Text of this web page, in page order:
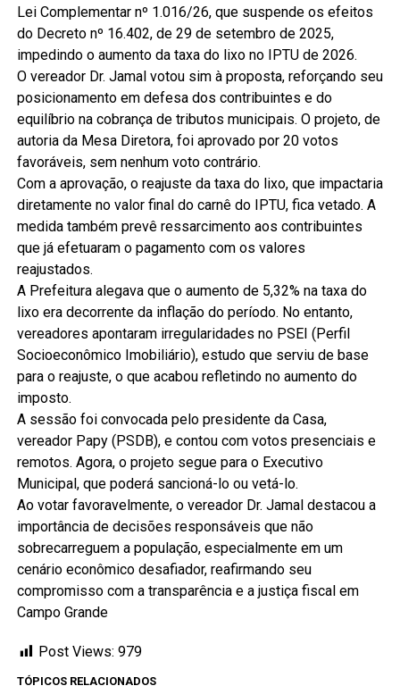
Lei Complementar nº 1.016/26, que suspende os efeitos
do Decreto nº 16.402, de 29 de setembro de 2025,
impedindo o aumento da taxa do lixo no IPTU de 2026.
O vereador Dr. Jamal votou sim à proposta, reforçando seu
posicionamento em defesa dos contribuintes e do
equilíbrio na cobrança de tributos municipais. O projeto, de
autoria da Mesa Diretora, foi aprovado por 20 votos
favoráveis, sem nenhum voto contrário.
Com a aprovação, o reajuste da taxa do lixo, que impactaria
diretamente no valor final do carnê do IPTU, fica vetado. A
medida também prevê ressarcimento aos contribuintes
que já efetuaram o pagamento com os valores
reajustados.
A Prefeitura alegava que o aumento de 5,32% na taxa do
lixo era decorrente da inflação do período. No entanto,
vereadores apontaram irregularidades no PSEI (Perfil
Socioeconômico Imobiliário), estudo que serviu de base
para o reajuste, o que acabou refletindo no aumento do
imposto.
A sessão foi convocada pelo presidente da Casa,
vereador Papy (PSDB), e contou com votos presenciais e
remotos. Agora, o projeto segue para o Executivo
Municipal, que poderá sancioná-lo ou vetá-lo.
Ao votar favoravelmente, o vereador Dr. Jamal destacou a
importância de decisões responsáveis que não
sobrecarreguem a população, especialmente em um
cenário econômico desafiador, reafirmando seu
compromisso com a transparência e a justiça fiscal em
Campo Grande
Post Views: 979
TÓPICOS RELACIONADOS